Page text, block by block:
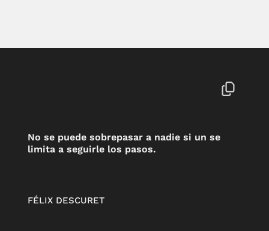
No se puede sobrepasar a nadie si un se
limita a seguirle los pasos.
FÉLIX DESCURET